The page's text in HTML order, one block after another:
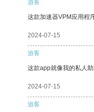
游客
这款加速器VPM应用程
2024-07-15
游客
这款app就像我的私人
2024-07-15
游客